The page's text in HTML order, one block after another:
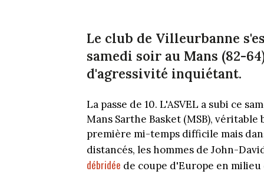
Le club de Villeurbanne
samedi soir au Mans (82-
d'agressivité inquiétant.
La passe de 10. L'ASVEL a subi ce
Mans Sarthe Basket (MSB),
première mi-temps difficile mais
distancés, les hommes de John-
débridée de coupe d'Europe en